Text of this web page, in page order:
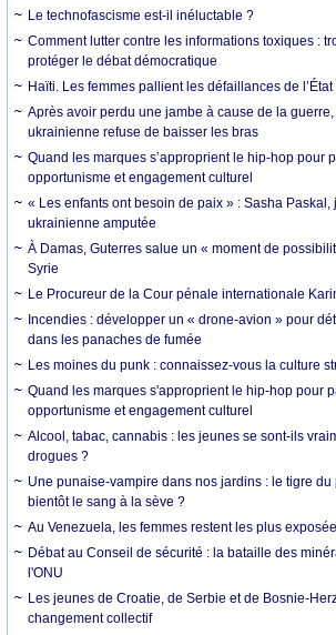
Le technofascisme est-il inéluctable ?
Comment lutter contre les informations toxiques :
protéger le débat démocratique
Haïti. Les femmes pallient les défaillances de l’État
Après avoir perdu une jambe à cause de la
ukrainienne refuse de baisser les bras
Quand les marques s’approprient le hip-hop pour
opportunisme et engagement culturel
« Les enfants ont besoin de paix » : Sasha Paskal,
ukrainienne amputée
À Damas, Guterres salue un « moment de
Syrie
Le Procureur de la Cour pénale internationale
Incendies : développer un « drone-avion » pour
dans les panaches de fumée
Les moines du punk : connaissez-vous la culture
Quand les marques s'approprient le hip-hop pour
opportunisme et engagement culturel
Alcool, tabac, cannabis : les jeunes se sont-ils
drogues ?
Une punaise-vampire dans nos jardins : le tigre du
bientôt le sang à la sève ?
Au Venezuela, les femmes restent les plus
Débat au Conseil de sécurité : la bataille des
l'ONU
Les jeunes de Croatie, de Serbie et de Bosnie-
changement collectif